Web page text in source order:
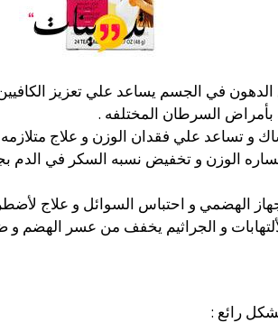
في الجسم يساعد علي تعزيز
بأمراض السرطان المختلفه .
و تساعد علي فقدان الوزن و علاج
الوزن و تخفيض نسبه السكر في الدم
الهضمي و احتباس السوائل و علاج
و الجراثيم يخفف من عسر الهضم و
رائع :